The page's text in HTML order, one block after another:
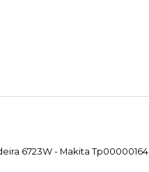
6723W - Makita Tp00000164